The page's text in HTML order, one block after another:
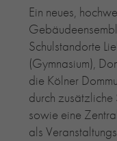
BLOG
Ein neues,
Schulstandorte
(Gymnasium),
die Kölner
durch zusätzliche
sowie eine
als